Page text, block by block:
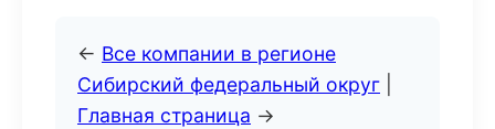
← Все компании в регионе
Сибирский федеральный округ
Главная страница →